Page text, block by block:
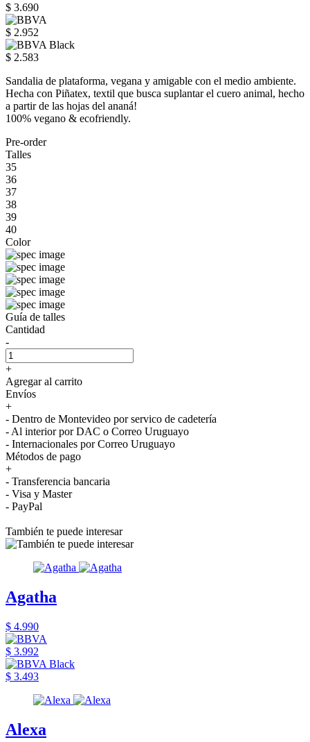
$ 3.690
$ 2.952
$ 2.583
Sandalia de plataforma, vegana y amigable con el medio ambiente.
Hecha con Piñatex, textil que busca suplantar el cuero animal, hecho
a partir de las hojas del ananá!
100% vegano & ecofriendly.
Pre-order
Talles
35
36
37
38
39
40
Color
Guía de talles
Cantidad
-
+
Agregar al carrito
Envíos
+
- Dentro de Montevideo por servico de cadetería
- Al interior por DAC o Correo Uruguayo
- Internacionales por Correo Uruguayo
Métodos de pago
+
- Transferencia bancaria
- Visa y Master
- PayPal
También te puede interesar
Agatha
$ 4.990
$ 3.992
$ 3.493
Alexa